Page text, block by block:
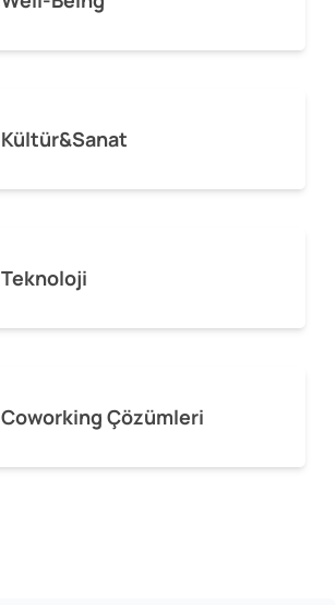
Kültür&Sanat
Teknoloji
Coworking Çözümleri